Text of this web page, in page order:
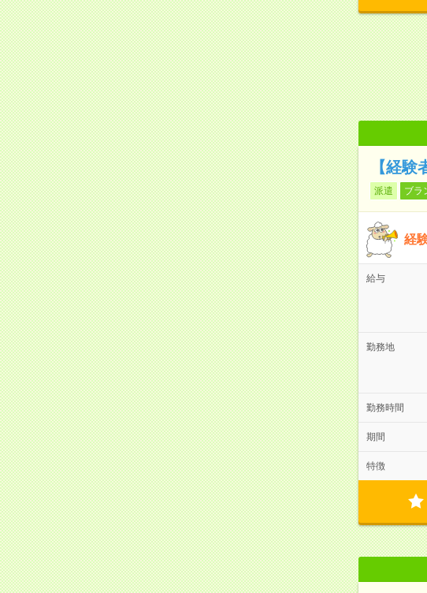
【経
派遣 ブラ
経
給与
勤務地
勤務時間
期間
特徴